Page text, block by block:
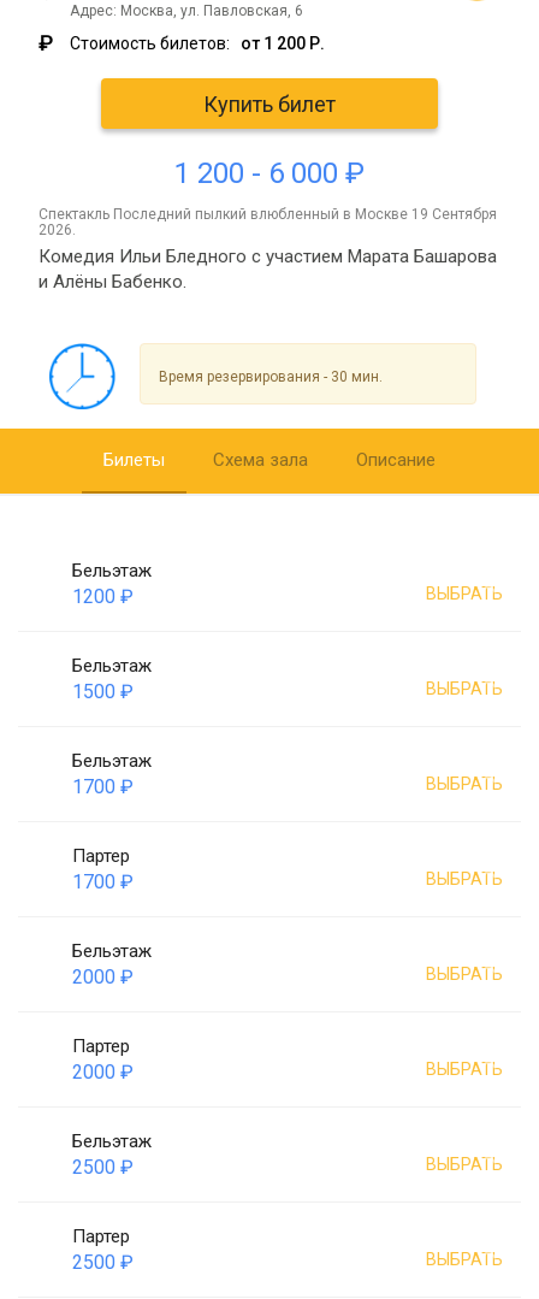
Адрес: Москва, ул. Павловская, 6
₽ Стоимость билетов: от 1 200 Р.
Купить билет
1 200 - 6 000 ₽
спектакль Последний пылкий влюбленный в Москве 19 Сентября
2026.
Комедия Ильи Бледного с участием Марата Башарова
и Алёны Бабенко.
Время резервирования - 30 мин.
Билеты Схема зала Описание
Бельэтаж
1200 ₽ ВЫБРАТЬ
Бельэтаж
1500 ₽ ВЫБРАТЬ
Бельэтаж
1700 ₽ ВЫБРАТЬ
Партер
1700 ₽ ВЫБРАТЬ
Бельэтаж
2000 ₽ ВЫБРАТЬ
Партер
2000 ₽ ВЫБРАТЬ
Бельэтаж
2500 ₽ ВЫБРАТЬ
Партер
2500 ₽ ВЫБРАТЬ